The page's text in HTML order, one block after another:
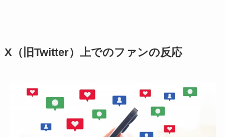
X（旧Twitter）上でのファンの反応